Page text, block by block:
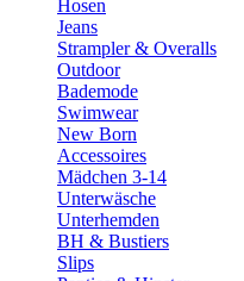
Hosen
Jeans
Strampler & Overalls
Outdoor
Bademode
Swimwear
New Born
Accessoires
Mädchen 3-14
Unterwäsche
Unterhemden
BH & Bustiers
Slips